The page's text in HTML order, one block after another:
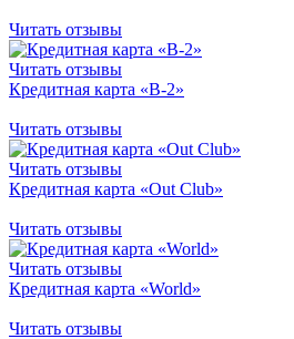
Читать отзывы
Читать отзывы
Кредитная карта «B-2»
Читать отзывы
Читать отзывы
Кредитная карта «Out Club»
Читать отзывы
Читать отзывы
Кредитная карта «World»
Читать отзывы